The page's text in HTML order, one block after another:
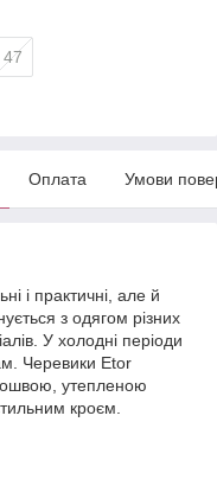
47
Оплата Умови
і практичні, але й
з одягом різних
У холодні періоди
Черевики Etor
утепленою
кроєм.